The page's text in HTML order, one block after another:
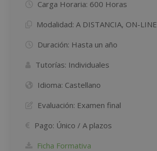
Carga Horaria: 600 Horas
Modalidad: A DISTANCIA, ON-LINE
Duración: Hasta un año
Tutorías: Individuales
Idioma: Castellano
Evaluación: Examen final
Pago: Único / A plazos
Ficha Formativa